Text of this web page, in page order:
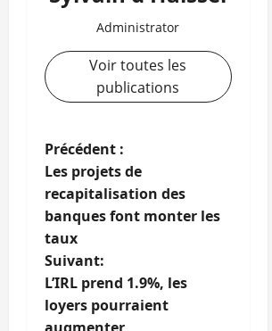
Administrator
Voir toutes les
publications
N
a
v
i
g
Précédent :
Les projets de
recapitalisation des
banques font monter les
taux
Suivant:
L’IRL prend 1.9%, les
loyers pourraient